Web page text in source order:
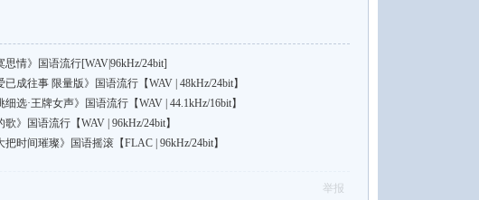
思情》国语流行[WAV|96kHz/24bit]
成往事 限量版》国语流行【WAV | 48kHz/24bit】
选·王牌女声》国语流行【WAV | 44.1kHz/16bit】
》国语流行【WAV | 96kHz/24bit】
把时间璀璨》国语摇滚【FLAC | 96kHz/24bit】
举报